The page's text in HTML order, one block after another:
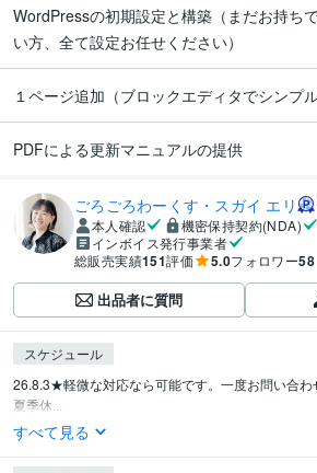
WordPressの初期設定と構築（まだお持ち
い方、全て設定お任せください）
１ページ追加（ブロックエディタでシンプル
PDFによる更新マニュアルの提供
ごろごろわーくす・スガイ エリ
本人確認
機密保持契約(NDA)
インボイス発行事業者
総販売実績151評価 5.0フォロワー58
出品者に質問
スケジュール
26.8.3★軽微な対応なら可能です。一度お問い合わ
夏季休...
すべて見る